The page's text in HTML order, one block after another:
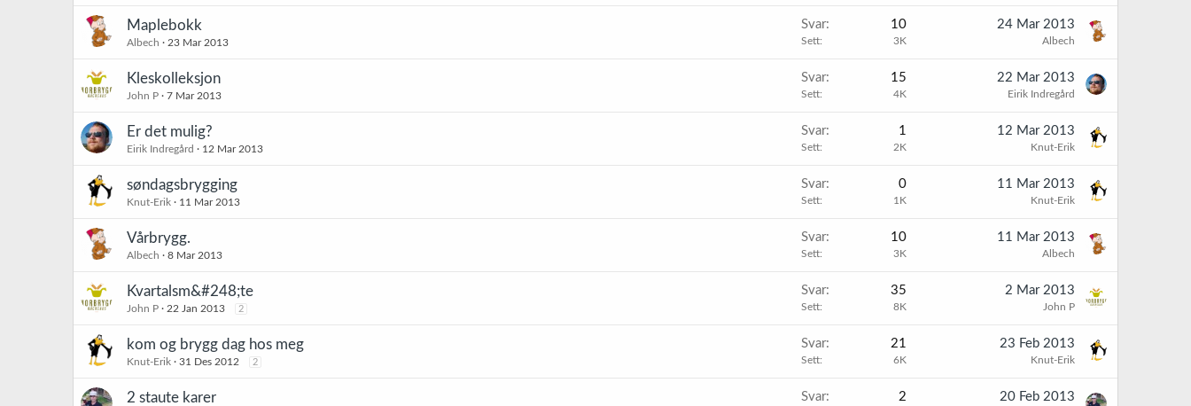
Maplebokk
Albech 23 Mar 2013
Svar 10
Sett 3K
24 Mar 2013
Albech
Kleskolleksjon
John P 7 Mar 2013
Svar 15
Sett 4K
22 Mar 2013
Eirik Indregård
Er det mulig?
Eirik Indregård 12 Mar 2013
Svar 1
Sett 2K
12 Mar 2013
Knut-Erik
søndagsbrygging
Knut-Erik 11 Mar 2013
Svar 0
Sett 1K
11 Mar 2013
Knut-Erik
Vårbrygg.
Albech 8 Mar 2013
Svar 10
Sett 3K
11 Mar 2013
Albech
Kvartalsm&#248;te
John P 22 Jan 2013 2
Svar 35
Sett 8K
2 Mar 2013
John P
kom og brygg dag hos meg
Knut-Erik 31 Des 2012 2
Svar 21
Sett 6K
23 Feb 2013
Knut-Erik
2 staute karer Svar 2 20 Feb 2013